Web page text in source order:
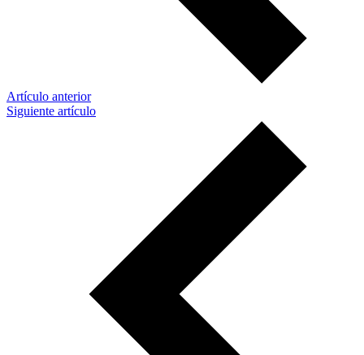
Artículo anterior
Siguiente artículo